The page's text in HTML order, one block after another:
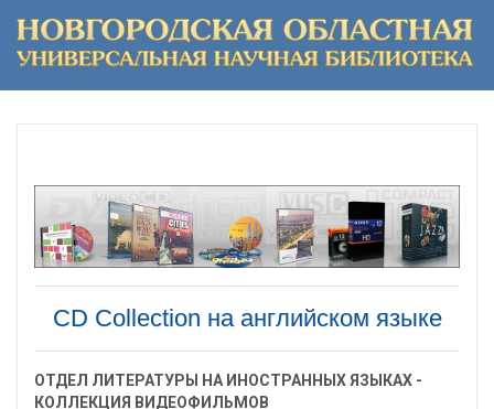
СD Collection на английском языке
ОТДЕЛ ЛИТЕРАТУРЫ НА ИНОСТРАННЫХ ЯЗЫКАХ -
КОЛЛЕКЦИЯ ВИДЕОФИЛЬМОВ